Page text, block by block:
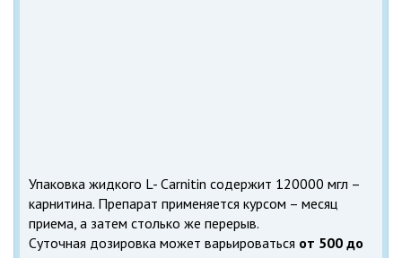
Упаковка жидкого L- Carnitin содержит 120000 мгл –
карнитина. Препарат применяется курсом – месяц
приема, а затем столько же перерыв.
Суточная дозировка может варьироваться от 500 до